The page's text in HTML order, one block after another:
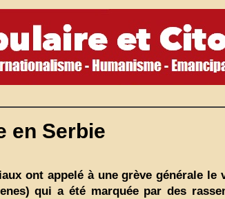
en Serbie
ont appelé à une grève générale
qui a été marquée par des